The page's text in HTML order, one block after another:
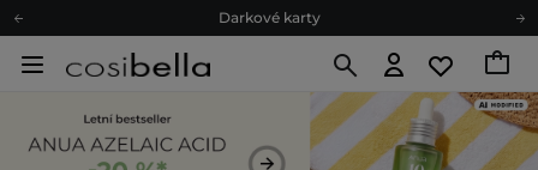
Darkové karty
Odeslání do 24 hod.
Darkové karty